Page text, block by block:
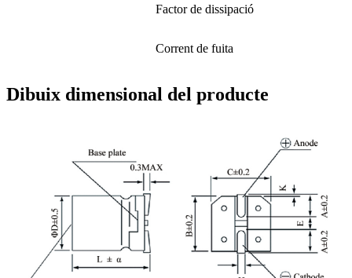
Factor de dissipació
Corrent de fuita
Dibuix dimensional del producte